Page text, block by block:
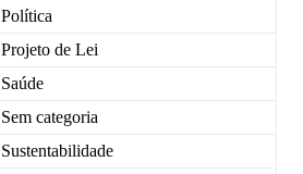
Política
Projeto de Lei
Saúde
Sem categoria
Sustentabilidade